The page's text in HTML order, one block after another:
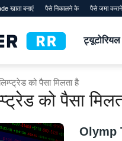
खाता बनाएं पैसे निकालने के पैसे जमा कराने
TraderRR
ट्यूटोरियल
को पैसा मिलता है
को पैसा
Olymp